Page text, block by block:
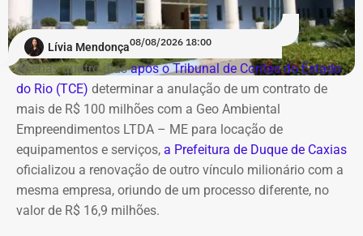
ações de compliance da companhia, que recentemente
reforçou auditorias internas em parceria com o GSI e a
Casa Civil.
A empresa também destaca que não possui SUVs
blindados em sua frota própria, razão pela qual optou
pela locação dos veículos por meio de adesão à ata do
GSI.
Os veículos serão destinados exclusivamente aos
Lívia Mendonça08/08/2026 18:00
Apenas quatro diasapós o Tribunal de Contas do Estado
do Rio (TCE) determinar a anulação de um contrato de
mais de R$ 100 milhões com a Geo Ambiental
Empreendimentos LTDA – ME para locação de
equipamentos e serviços, a Prefeitura de Duque de Caxias
oficializou a renovação de outro vínculo milionário com a
mesma empresa, oriundo de um processo diferente, no
valor de R$ 16,9 milhões.